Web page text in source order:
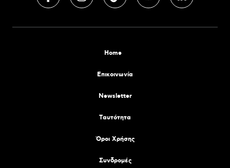
Home
Επικοινωνία
Newsletter
Tαυτότητα
Όροι Χρήσης
Συνδρομές